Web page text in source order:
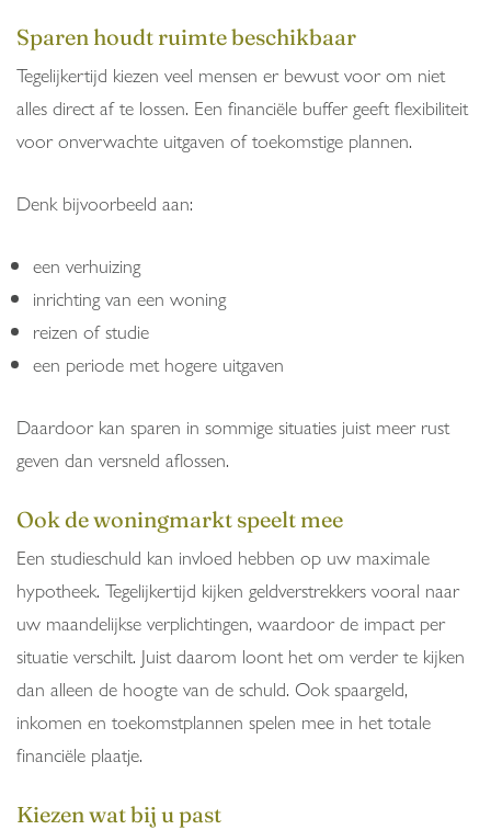
Sparen houdt ruimte beschikbaar
Tegelijkertijd kiezen veel mensen er bewust voor om niet
alles direct af te lossen. Een financiële buffer geeft flexibiliteit
voor onverwachte uitgaven of toekomstige plannen.
Denk bijvoorbeeld aan:
een verhuizing
inrichting van een woning
reizen of studie
een periode met hogere uitgaven
Daardoor kan sparen in sommige situaties juist meer rust
geven dan versneld aflossen.
Ook de woningmarkt speelt mee
Een studieschuld kan invloed hebben op uw maximale
hypotheek. Tegelijkertijd kijken geldverstrekkers vooral naar
uw maandelijkse verplichtingen, waardoor de impact per
situatie verschilt. Juist daarom loont het om verder te kijken
dan alleen de hoogte van de schuld. Ook spaargeld,
inkomen en toekomstplannen spelen mee in het totale
financiële plaatje.
Kiezen wat bij u past